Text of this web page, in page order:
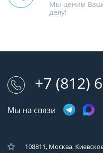
Мы ценим
делу!
+7 (812)
Мы на связи
108811, Москва,